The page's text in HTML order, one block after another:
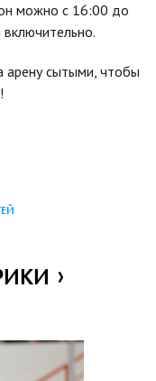
можно с 16:00 до
арену сытыми, чтобы